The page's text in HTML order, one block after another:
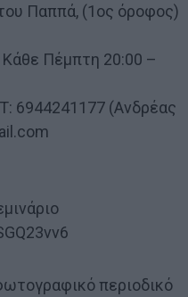
Παππά, (1ος όροφος)
Πέμπτη 20:00 –
6944241177 (Ανδρέας
περιοδικό